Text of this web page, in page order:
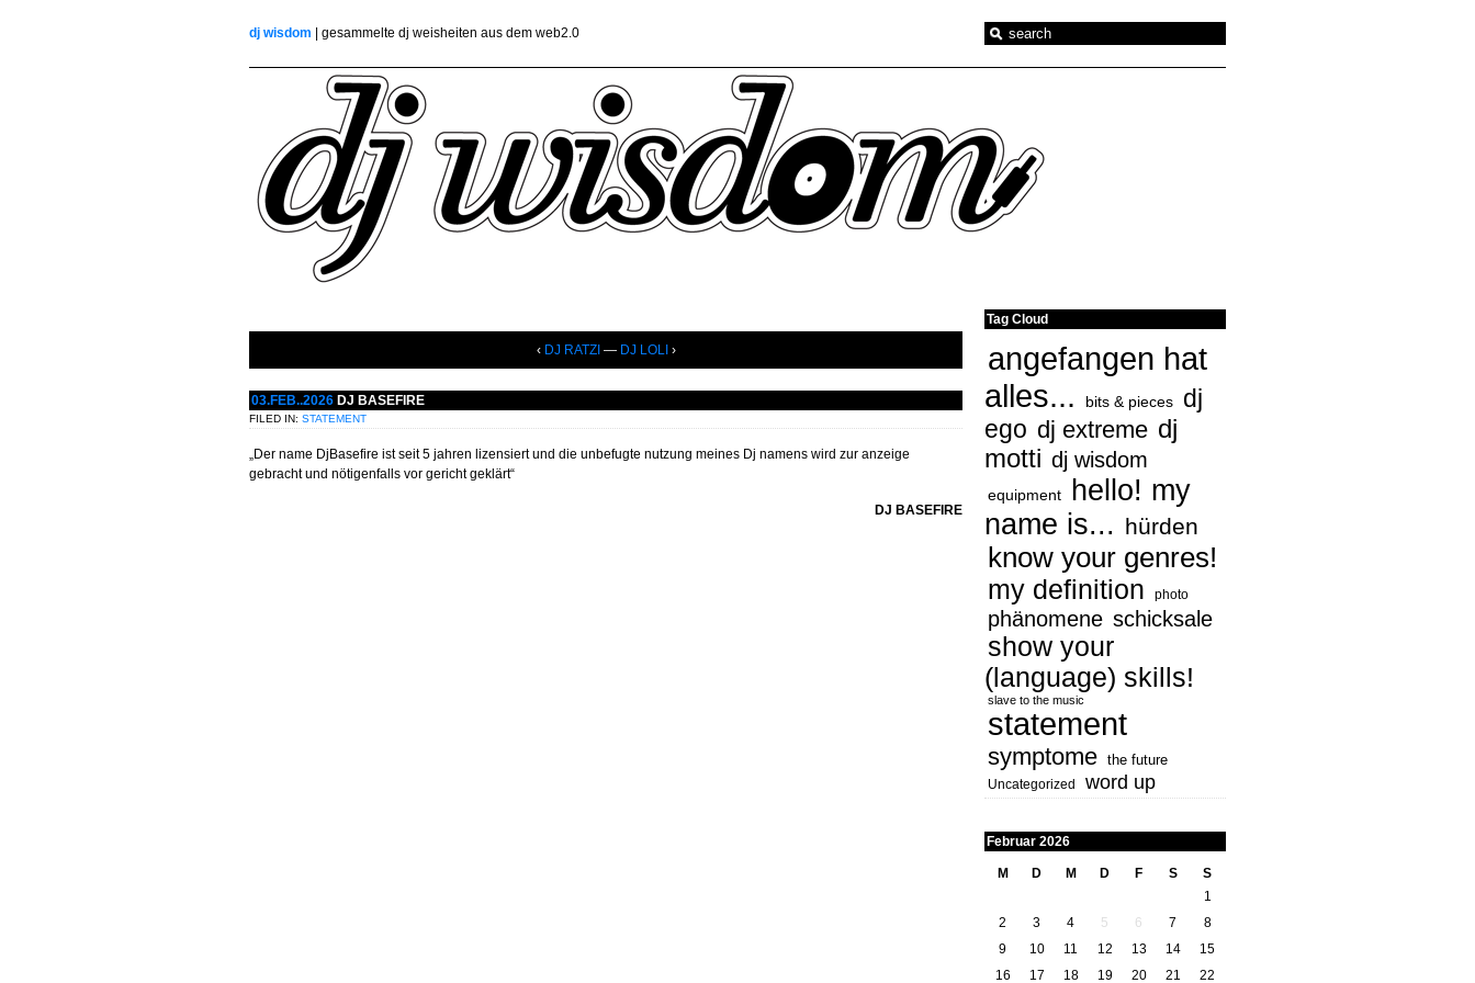
dj wisdom | gesammelte dj weisheiten aus dem web2.0
‹ DJ RATZI — DJ LOLI ›
03.FEB..2026 DJ BASEFIRE
FILED IN: STATEMENT
„Der name DjBasefire ist seit 5 jahren lizensiert und die unbefugte nutzung meines Dj namens wird zur anzeige
gebracht und nötigenfalls vor gericht geklärt“
DJ BASEFIRE
Tag Cloud
angefangen hat
alles...
bits & pieces
dj
ego dj extreme dj
motti dj wisdom
equipment
hello! my
name is... hürden
know your genres!
my definition
photo
phänomene schicksale
show your
(language) skills!
slave to the music
statement
symptome the future
Uncategorized word up
Februar 2026
M D M D F S
S
1
2
3 4 5 6 7
8
9
10 11 12 13 14
15
16
17 18 19 20 21 22